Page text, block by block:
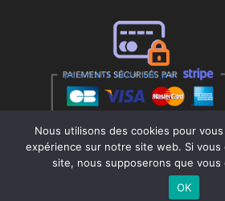
Nous utilisons des cookies pour
expérience sur notre site web. Si vous
site, nous supposerons que
OK